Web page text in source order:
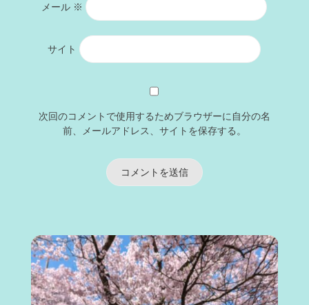
メール ※
サイト
次回のコメントで使用するためブラウザーに自分の名
前、メールアドレス、サイトを保存する。